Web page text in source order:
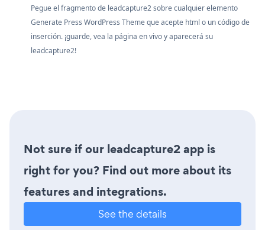
Pegue el fragmento de leadcapture2 sobre cualquier elemento
Generate Press WordPress Theme que acepte html o un código de
inserción. ¡guarde, vea la página en vivo y aparecerá su
leadcapture2!
Not sure if our leadcapture2 app is
right for you? Find out more about its
features and integrations.
See the details